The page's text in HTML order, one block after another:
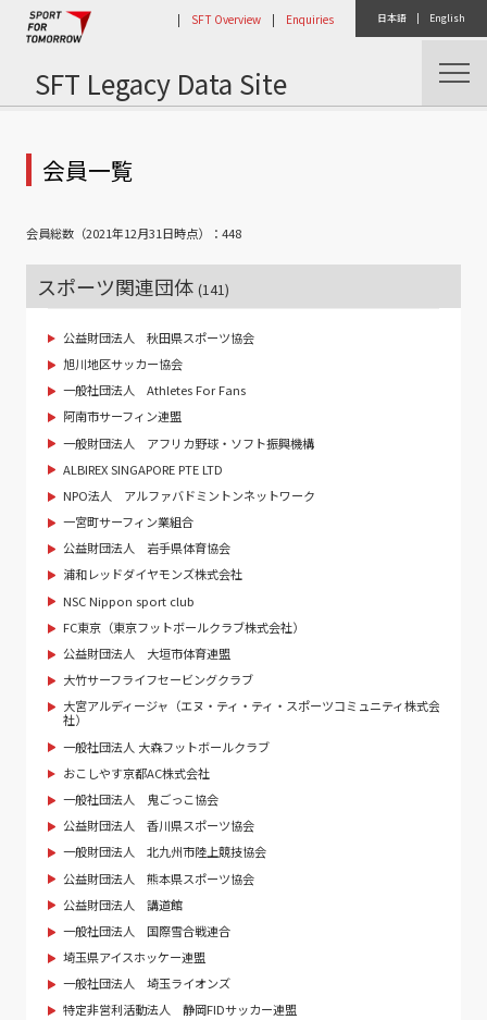
日本語 | English
| SFT Overview | Enquiries
SFT Legacy Data Site
トップ コンソーシアム活動
会員一覧
会員総数（2021年12月31日時点）：448
スポーツ関連団体 (141)
公益財団法人 秋田県スポーツ協会
旭川地区サッカー協会
一般社団法人 Athletes For Fans
阿南市サーフィン連盟
一般財団法人 アフリカ野球・ソフト振興機構
ALBIREX SINGAPORE PTE LTD
NPO法人 アルファバドミントンネットワーク
一宮町サーフィン業組合
公益財団法人 岩手県体育協会
浦和レッドダイヤモンズ株式会社
NSC Nippon sport club
FC東京（東京フットボールクラブ株式会社）
公益財団法人 大垣市体育連盟
大竹サーフライフセービングクラブ
大宮アルディージャ（エヌ・ティ・ティ・スポーツコミュニティ株式会
社）
一般社団法人 大森フットボールクラブ
おこしやす京都AC株式会社
一般社団法人 鬼ごっこ協会
公益財団法人 香川県スポーツ協会
一般財団法人 北九州市陸上競技協会
公益財団法人 熊本県スポーツ協会
公益財団法人 講道館
一般社団法人 国際雪合戦連合
埼玉県アイスホッケー連盟
一般社団法人 埼玉ライオンズ
特定非営利活動法人 静岡FIDサッカー連盟